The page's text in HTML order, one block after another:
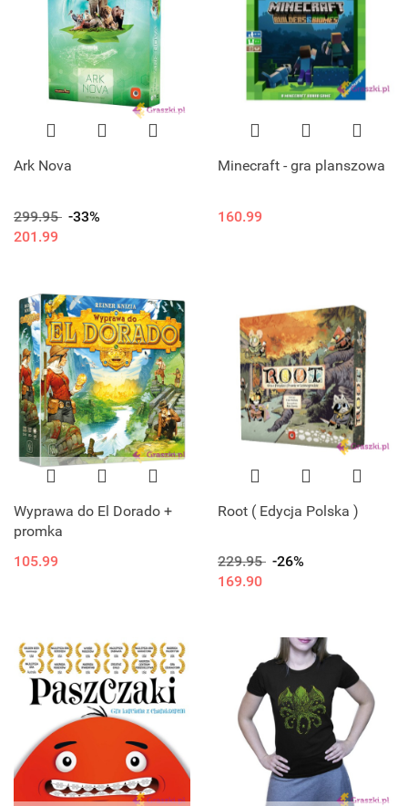
Ark Nova
299.95 -33%
201.99
Minecraft - gra planszowa
160.99
Wyprawa do El Dorado +
promka
105.99
Root ( Edycja Polska )
229.95 -26%
169.90